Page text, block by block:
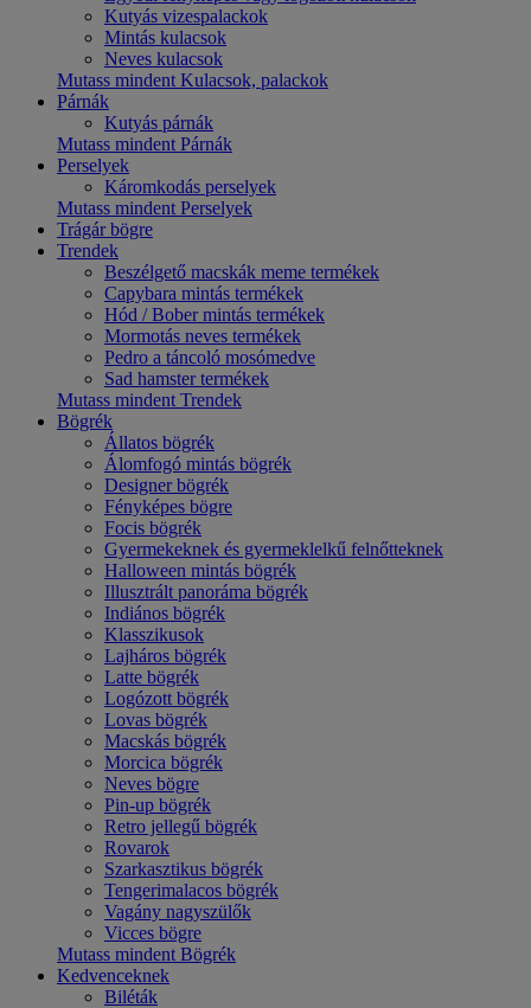
Kutyás vizespalackok
Mintás kulacsok
Neves kulacsok
Mutass mindent Kulacsok, palackok
Párnák
Kutyás párnák
Mutass mindent Párnák
Perselyek
Káromkodás perselyek
Mutass mindent Perselyek
Trágár bögre
Trendek
Beszélgető macskák meme termékek
Capybara mintás termékek
Hód / Bober mintás termékek
Mormotás neves termékek
Pedro a táncoló mosómedve
Sad hamster termékek
Mutass mindent Trendek
Bögrék
Állatos bögrék
Álomfogó mintás bögrék
Designer bögrék
Fényképes bögre
Focis bögrék
Gyermekeknek és gyermeklelkű felnőtteknek
Halloween mintás bögrék
Illusztrált panoráma bögrék
Indiános bögrék
Klasszikusok
Lajháros bögrék
Latte bögrék
Logózott bögrék
Lovas bögrék
Macskás bögrék
Morcica bögrék
Neves bögre
Pin-up bögrék
Retro jellegű bögrék
Rovarok
Szarkasztikus bögrék
Tengerimalacos bögrék
Vagány nagyszülők
Vicces bögre
Mutass mindent Bögrék
Kedvenceknek
Biléták